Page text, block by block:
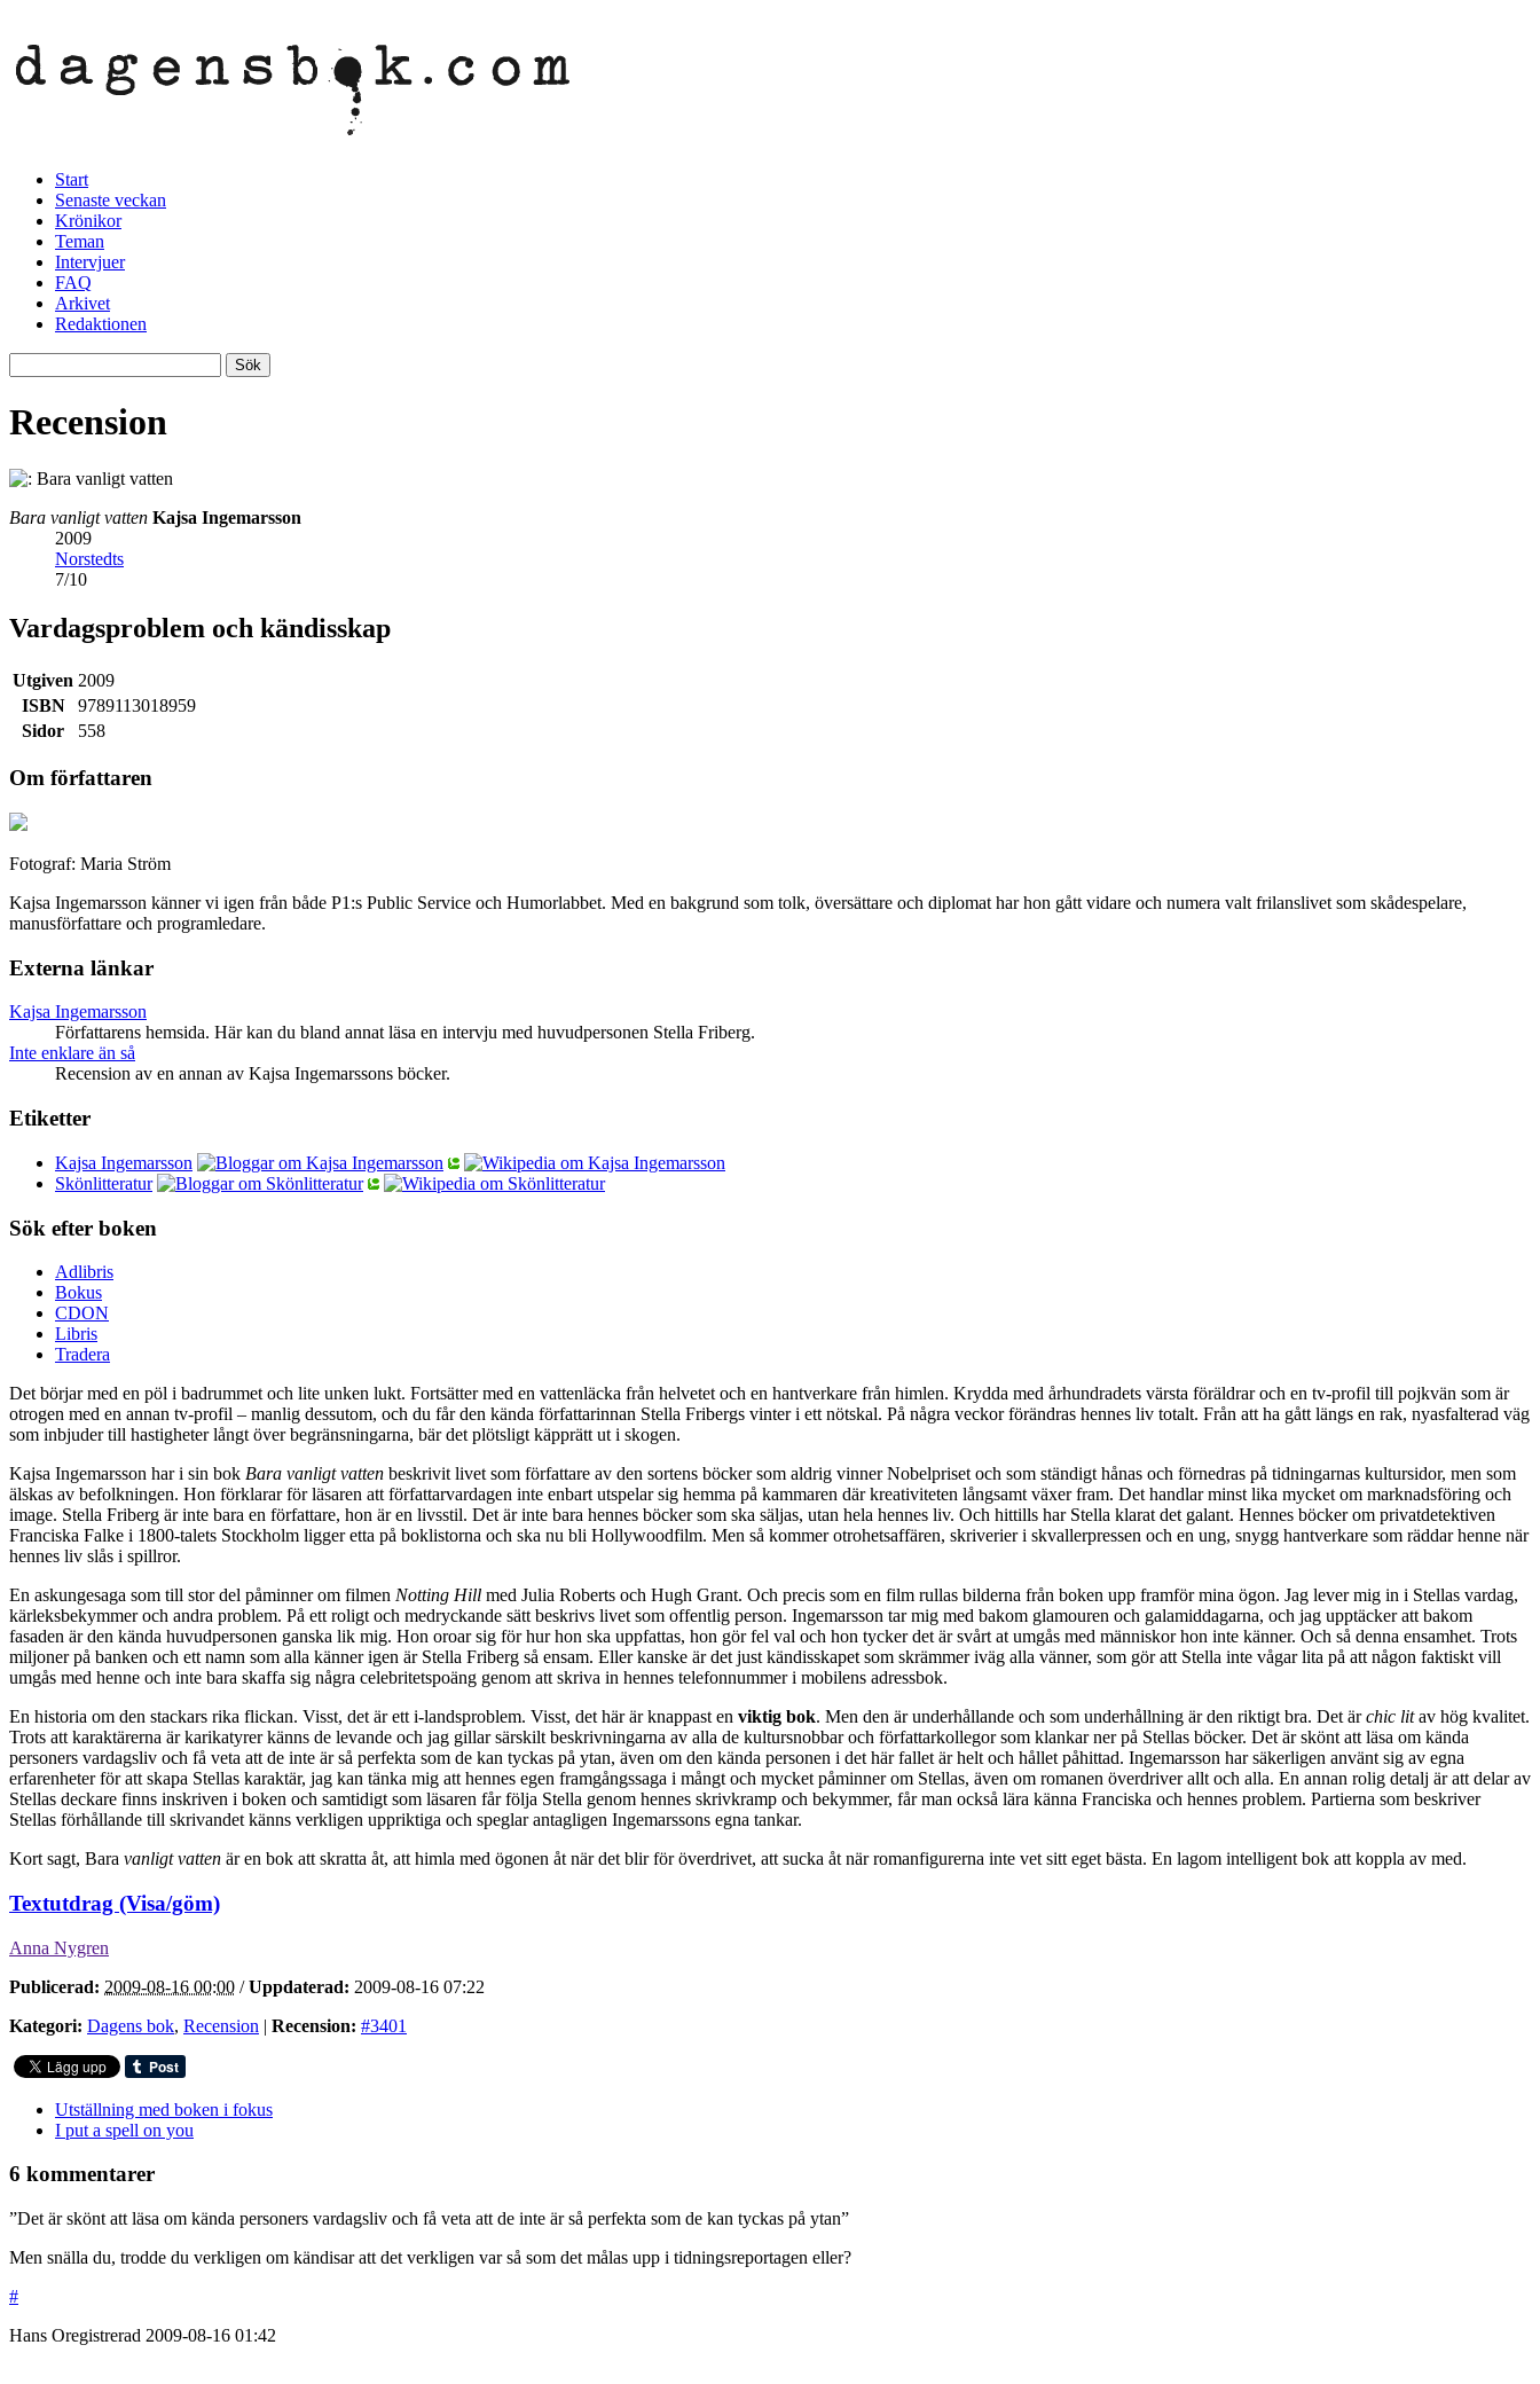
Start
Senaste veckan
Krönikor
Teman
Intervjuer
FAQ
Arkivet
Redaktionen
Recension
Bara vanligt vatten Kajsa Ingemarsson
2009
Norstedts
7/10
Vardagsproblem och kändisskap
Utgiven 2009
ISBN
9789113018959
Sidor
558
Om författaren
Fotograf: Maria Ström
Kajsa Ingemarsson känner vi igen från både P1:s Public Service och Humorlabbet. Med en bakgrund som tolk, översättare och diplomat har hon gått vidare och numera valt frilanslivet som skådespelare,
manusförfattare och programledare.
Externa länkar
Kajsa Ingemarsson
Författarens hemsida. Här kan du bland annat läsa en intervju med huvudpersonen Stella Friberg.
Inte enklare än så
Recension av en annan av Kajsa Ingemarssons böcker.
Etiketter
Kajsa Ingemarsson
Skönlitteratur
Sök efter boken
Adlibris
Bokus
CDON
Libris
Tradera
Det börjar med en pöl i badrummet och lite unken lukt. Fortsätter med en vattenläcka från helvetet och en hantverkare från himlen. Krydda med århundradets värsta föräldrar och en tv-profil till pojkvän som är
otrogen med en annan tv-profil – manlig dessutom, och du får den kända författarinnan Stella Fribergs vinter i ett nötskal. På några veckor förändras hennes liv totalt. Från att ha gått längs en rak, nyasfalterad väg
som inbjuder till hastigheter långt över begränsningarna, bär det plötsligt käpprätt ut i skogen.
Kajsa Ingemarsson har i sin bok Bara vanligt vatten beskrivit livet som författare av den sortens böcker som aldrig vinner Nobelpriset och som ständigt hånas och förnedras på tidningarnas kultursidor, men som
älskas av befolkningen. Hon förklarar för läsaren att författarvardagen inte enbart utspelar sig hemma på kammaren där kreativiteten långsamt växer fram. Det handlar minst lika mycket om marknadsföring och
image. Stella Friberg är inte bara en författare, hon är en livsstil. Det är inte bara hennes böcker som ska säljas, utan hela hennes liv. Och hittills har Stella klarat det galant. Hennes böcker om privatdetektiven
Franciska Falke i 1800-talets Stockholm ligger etta på boklistorna och ska nu bli Hollywoodfilm. Men så kommer otrohetsaffären, skriverier i skvallerpressen och en ung, snygg hantverkare som räddar henne när
hennes liv slås i spillror.
En askungesaga som till stor del påminner om filmen Notting Hill med Julia Roberts och Hugh Grant. Och precis som en film rullas bilderna från boken upp framför mina ögon. Jag lever mig in i Stellas vardag,
kärleksbekymmer och andra problem. På ett roligt och medryckande sätt beskrivs livet som offentlig person. Ingemarsson tar mig med bakom glamouren och galamiddagarna, och jag upptäcker att bakom
fasaden är den kända huvudpersonen ganska lik mig. Hon oroar sig för hur hon ska uppfattas, hon gör fel val och hon tycker det är svårt at umgås med människor hon inte känner. Och så denna ensamhet. Trots
miljoner på banken och ett namn som alla känner igen är Stella Friberg så ensam. Eller kanske är det just kändisskapet som skrämmer iväg alla vänner, som gör att Stella inte vågar lita på att någon faktiskt vill
umgås med henne och inte bara skaffa sig några celebritetspoäng genom att skriva in hennes telefonnummer i mobilens adressbok.
En historia om den stackars rika flickan. Visst, det är ett i-landsproblem. Visst, det här är knappast en viktig bok. Men den är underhållande och som underhållning är den riktigt bra. Det ärchic litav hög kvalitet.
Trots att karaktärerna är karikatyrer känns de levande och jag gillar särskilt beskrivningarna av alla de kultursnobbar och författarkollegor som klankar ner på Stellas böcker. Det är skönt att läsa om kända
personers vardagsliv och få veta att de inte är så perfekta som de kan tyckas på ytan, även om den kända personen i det här fallet är helt och hållet påhittad. Ingemarsson har säkerligen använt sig av egna
erfarenheter för att skapa Stellas karaktär, jag kan tänka mig att hennes egen framgångssaga i mångt och mycket påminner om Stellas, även om romanen överdriver allt och alla. En annan rolig detalj är att delar av
Stellas deckare finns inskriven i boken och samtidigt som läsaren får följa Stella genom hennes skrivkramp och bekymmer, får man också lära känna Franciska och hennes problem. Partierna som beskriver
Stellas förhållande till skrivandet känns verkligen uppriktiga och speglar antagligen Ingemarssons egna tankar.
Kort sagt, Bara vanligt vatten är en bok att skratta åt, att himla med ögonen åt när det blir för överdrivet, att sucka åt när romanfigurerna inte vet sitt eget bästa. En lagom intelligent bok att koppla av med.
Textutdrag (Visa/göm)
Anna Nygren
Publicerad: 2009-08-16 00:00 /Uppdaterad: 2009-08-16 07:22
Kategori: Dagens bok, Recension | Recension: #3401
Utställning med boken i fokus
I put a spell on you
6 kommentarer
”Det är skönt att läsa om kända personers vardagsliv och få veta att de inte är så perfekta som de kan tyckas på ytan”
Men snälla du, trodde du verkligen om kändisar att det verkligen var så som det målas upp i tidningsreportagen eller?
#
Hans Oregistrerad 2009-08-16 01:42